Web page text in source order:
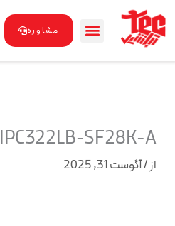
محتوا
مشاوره
IPC322LB-SF28K-A
از/آگوست 31, 2025